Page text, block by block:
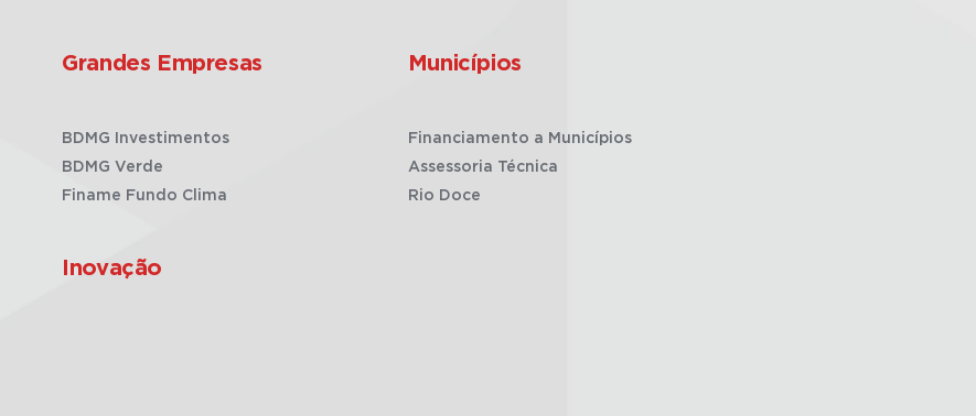
Grandes Empresas
BDMG Investimentos
BDMG Verde
Finame Fundo Clima
Inovação
Municípios
Financiamento a Municípios
Assessoria Técnica
Rio Doce